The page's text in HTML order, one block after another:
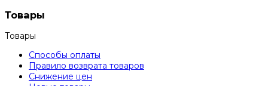
Товары
Товары
Способы оплаты
Правило возврата товаров
Снижение цен